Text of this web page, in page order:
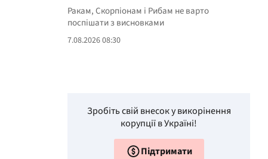
Ракам, Скорпіонам і Рибам не варто
поспішати з висновками
7.08.2026 08:30
Зробіть свій внесок у викорінення
корупції в Україні!
Підтримати